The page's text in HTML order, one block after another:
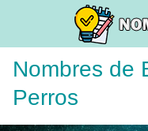
Nombres de
Perros